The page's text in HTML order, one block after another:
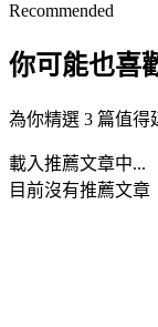
Recommended
你可能也喜
為你精選 3 篇值得
載入推薦文章中...
目前沒有推薦文章